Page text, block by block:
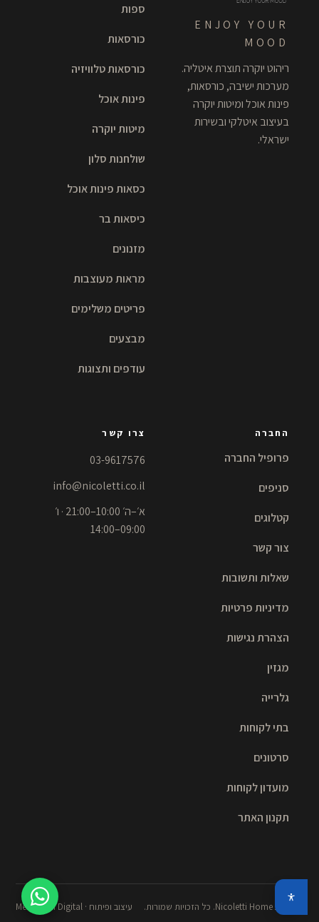
ENJOY YOUR
MOOD
ריהוט יוקרה תוצרת איטליה.
מערכות ישיבה, כורסאות,
פינות אוכל ומיטות יוקרה
בעיצוב איטלקי ובשירות
ישראלי.
ספות
כורסאות
כורסאות טלוויזיה
פינות אוכל
מיטות יוקרה
שולחנות סלון
כסאות פינות אוכל
כיסאות בר
מזנונים
מראות מעוצבות
פריטים משלימים
מבצעים
עודפים ותצוגות
החברה
פרופיל החברה
סניפים
קטלוגים
צור קשר
שאלות ותשובות
מדיניות פרטיות
הצהרת נגישות
מגזין
גלרייה
בתי לקוחות
סרטונים
מועדון לקוחות
תקנון האתר
צרו קשר
03-9617576
info@nicoletti.co.il
א׳–ה׳ 10:00–21:00 · ו׳
09:00–14:00
עיצוב ופיתוח · Meshulash Digital